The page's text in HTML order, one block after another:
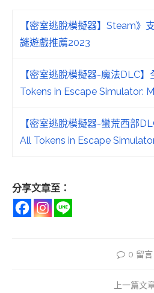
【密室逃脫模擬器】Steam》
謎遊戲推薦2023
【密室逃脫模擬器-魔法DLC
Tokens in Escape Simulator:
【密室逃脫模擬器-蠻荒西部
All Tokens in Escape
分享文章至：
0 留言
上一篇文